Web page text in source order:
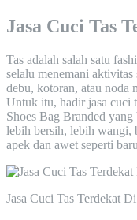
Jasa Cuci Tas
Tas adalah salah satu
selalu menemani
debu, kotoran, atau noda
Untuk itu, hadir jasa cuci
Shoes Bag Branded
lebih bersih, lebih wangi,
apek dan awet seperti
Jasa Cuci Tas Terdekat